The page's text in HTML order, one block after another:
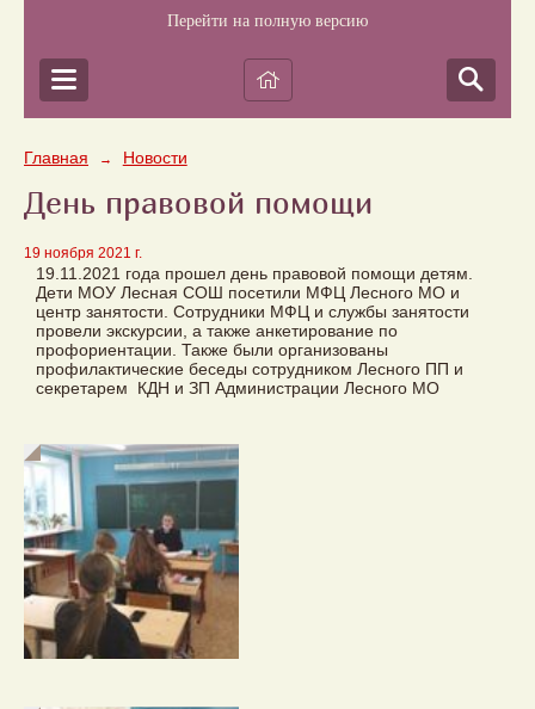
Перейти на полную версию
Главная → Новости
День правовой помощи
19 ноября 2021 г.
19.11.2021 года прошел день правовой помощи детям.
Дети МОУ Лесная СОШ посетили МФЦ Лесного МО и
центр занятости. Сотрудники МФЦ и службы занятости
провели экскурсии, а также анкетирование по
профориентации. Также были организованы
профилактические беседы сотрудником Лесного ПП и
секретарем КДН и ЗП Администрации Лесного МО